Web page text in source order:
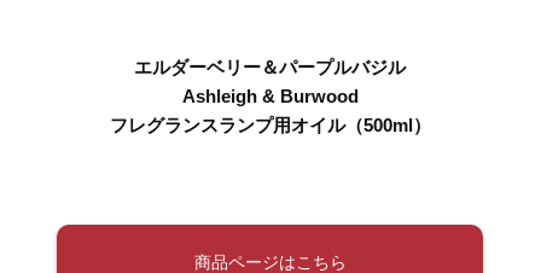
エルダーベリー＆パープルバジル
Ashleigh & Burwood
フレグランスランプ用オイル（500ml）
商品ページはこちら